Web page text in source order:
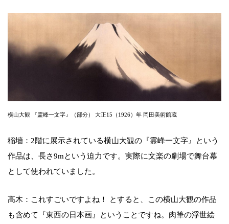
横山大観 『霊峰一文字』（部分） 大正15（1926）年 岡田美術館蔵
稲墻：2階に展示されている横山大観の『霊峰一文字』という
作品は、長さ9mという迫力です。実際に文楽の劇場で舞台幕
として使われていました。
高木：これすごいですよね！ とすると、この横山大観の作品
も含めて『東西の日本画』ということですね。肉筆の浮世絵